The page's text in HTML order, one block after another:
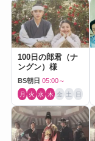
100日の郎君（ナ
ングン）様
BS朝日 05:00～
月 火 水 木 金 土 日